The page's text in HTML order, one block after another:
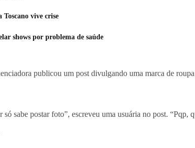
Toscano vive crise
shows por problema de saúde
publicou um post divulgando uma marca de
sabe postar foto”, escreveu uma usuária no post.